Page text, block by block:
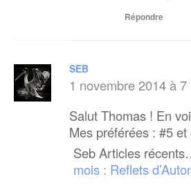
Répondre
SEB
1 novembre 2014 à 7
Salut Thomas ! En
Mes préférées : #5 et
Seb Articles
mois : Reflets